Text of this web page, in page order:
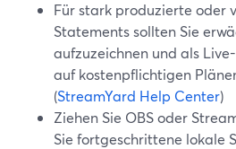
Für stark produzierte oder
Statements sollten Sie
aufzuzeichnen und als
auf kostenpflichtigen
(StreamYard Help Center)
Ziehen Sie OBS oder
Sie fortgeschrittene lokale